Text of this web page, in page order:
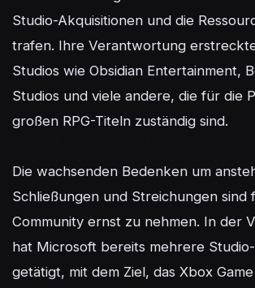
Studio-Akquisitionen und die
trafen. Ihre Verantwortung
Studios wie Obsidian Entertainment,
Studios und viele andere, die für die
großen RPG-Titeln zuständig sind.
Die wachsenden Bedenken um
Schließungen und Streichungen sind
Community ernst zu nehmen. In der
hat Microsoft bereits mehrere
getätigt, mit dem Ziel, das Xbox